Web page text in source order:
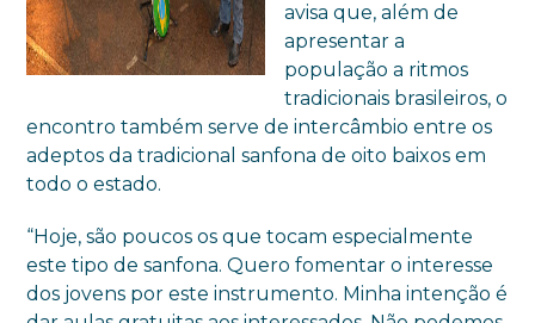
avisa que, além de
apresentar a
população a ritmos
tradicionais brasileiros, o
encontro também serve de intercâmbio entre os
adeptos da tradicional sanfona de oito baixos em
todo o estado.
“Hoje, são poucos os que tocam especialmente
este tipo de sanfona. Quero fomentar o interesse
dos jovens por este instrumento. Minha intenção é